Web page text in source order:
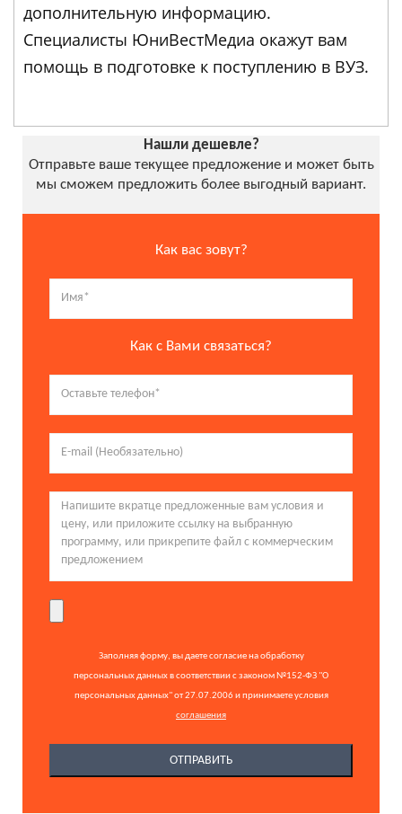
дополнительную информацию.
Специалисты ЮниВестМедиа окажут вам
помощь в подготовке к поступлению в ВУЗ.
Нашли дешевле?
Отправьте ваше текущее предложение и может быть
мы сможем предложить более выгодный вариант.
Как вас зовут?
Как с Вами связаться?
Заполняя форму, вы даете согласие на обработку
персональных данных в соответствии с законом №152-ФЗ "О
персональных данных" от 27.07.2006 и принимаете условия
соглашения